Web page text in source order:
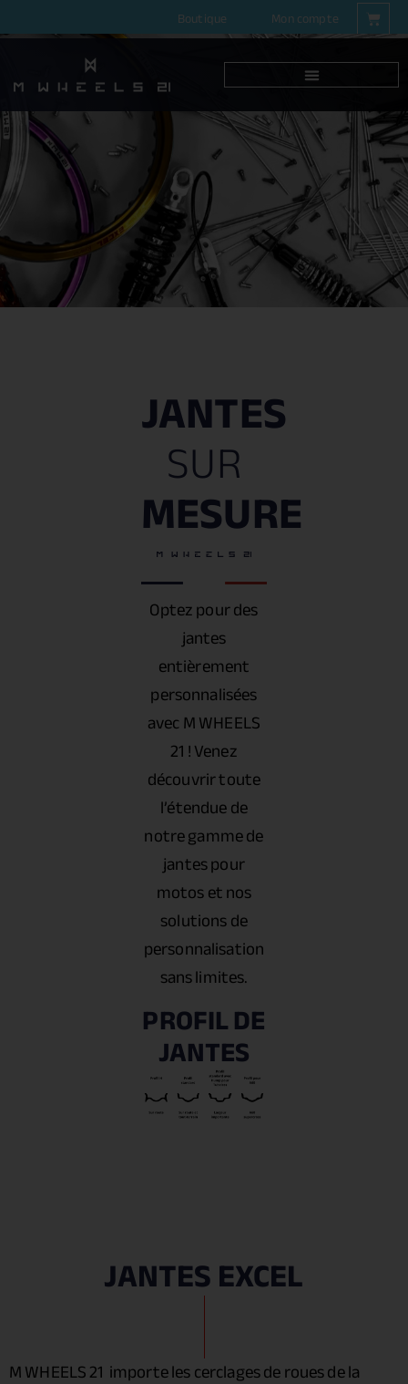
Boutique Mon compte
JANTES
SUR
MESURE
Optez pour des
jantes
entièrement
personnalisées
avec M WHEELS
21 ! Venez
découvrir toute
l’étendue de
notre gamme de
jantes pour
motos et nos
solutions de
personnalisation
sans limites.
PROFIL DE
JANTES
JANTES EXCEL
M WHEELS 21 importe les cerclages de roues de la